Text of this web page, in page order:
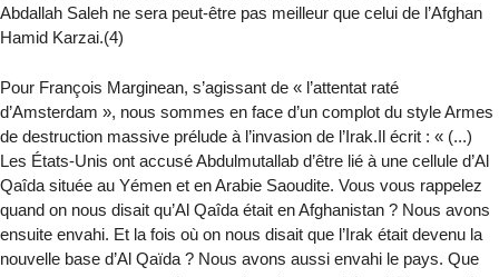
Abdallah Saleh ne sera peut-être pas meilleur que celui de l’Afghan
Hamid Karzai.(4)
Pour François Marginean, s’agissant de « l’attentat raté
d’Amsterdam », nous sommes en face d’un complot du style Armes
de destruction massive prélude à l’invasion de l’Irak.Il écrit : « (...)
Les États-Unis ont accusé Abdulmutallab d’être lié à une cellule d’Al
Qaîda située au Yémen et en Arabie Saoudite. Vous vous rappelez
quand on nous disait qu’Al Qaîda était en Afghanistan ? Nous avons
ensuite envahi. Et la fois où on nous disait que l’Irak était devenu la
nouvelle base d’Al Qaïda ? Nous avons aussi envahi le pays. Que